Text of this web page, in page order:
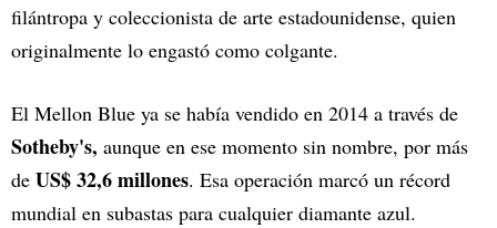
filántropa y coleccionista de arte estadounidense, quien
originalmente lo engastó como colgante.
El Mellon Blue ya se había vendido en 2014 a través de
Sotheby's, aunque en ese momento sin nombre, por más
de US$ 32,6 millones. Esa operación marcó un récord
mundial en subastas para cualquier diamante azul.